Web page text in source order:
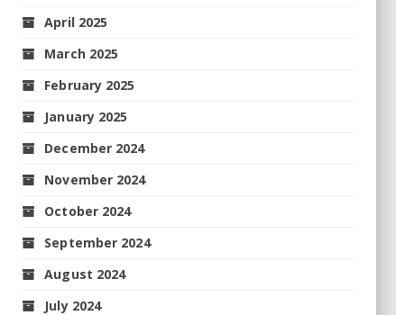
April 2025
March 2025
February 2025
January 2025
December 2024
November 2024
October 2024
September 2024
August 2024
July 2024